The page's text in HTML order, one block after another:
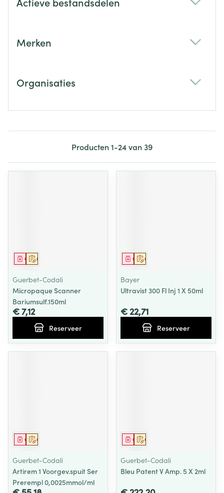
Merken
Organisaties
Producten1-24van39
Op voorschrift
Geneesmiddel
Guerbet-Codali
Micropaque Scanner
Bariumsulf.150ml
€ 7,12
Reserveer
Op voorschrift
Geneesmiddel
Bayer
Ultravist 300 Fl Inj 1 X 50ml
€ 22,71
Reserveer
Op voorschrift
Geneesmiddel
Guerbet-Codali
Artirem 1 Voorgev.spuit Ser
Prerempl 0,0025mmol/ml
Op voorschrift
Geneesmiddel
Guerbet-Codali
Bleu Patent V Amp. 5 X 2ml